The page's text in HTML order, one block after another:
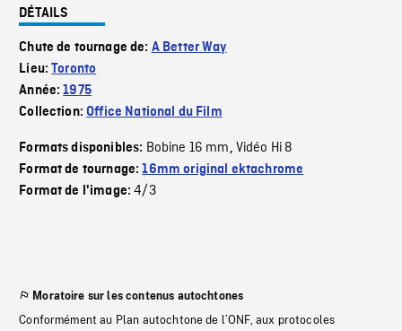
DÉTAILS
Chute de tournage de: A Better Way
Lieu:Toronto
Année:1975
Collection:Office National du Film
Formats disponibles: Bobine 16 mm, Vidéo Hi 8
Format de tournage:16mm original ektachrome
Format de l'image:4/3
Moratoire sur les contenus autochtones
Conformément au Plan autochtone de l’ONF, aux protocoles